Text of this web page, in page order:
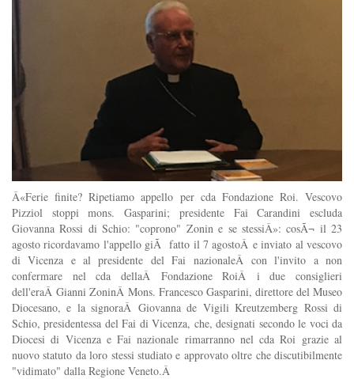
Â«Ferie finite? Ripetiamo appello per cda Fondazione Roi. Vescovo
Pizziol stoppi mons. Gasparini; presidente Fai Carandini escluda
Giovanna Rossi di Schio: "coprono" Zonin e se stessiÂ»: cosÃ¬ il 23
agosto ricordavamo l'appello giÃ fatto il 7 agostoÂ e inviato al vescovo
di Vicenza e al presidente del Fai nazionaleÂ con l'invito a non
confermare nel cda dellaÂ Fondazione RoiÂ i due consiglieri
dell'eraÂ Gianni ZoninÂ Mons. Francesco Gasparini, direttore del Museo
Diocesano, e la signoraÂ Giovanna de Vigili Kreutzemberg Rossi di
Schio, presidentessa del Fai di Vicenza, che, designati secondo le voci da
Diocesi di Vicenza e Fai nazionale rimarranno nel cda Roi grazie al
nuovo statuto da loro stessi studiato e approvato oltre che discutibilmente
"vidimato" dalla Regione Veneto.Â